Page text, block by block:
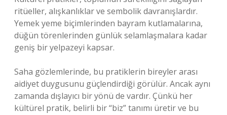
ritüeller, alışkanlıklar ve sembolik davranışlardır.
Yemek yeme biçimlerinden bayram kutlamalarına,
düğün törenlerinden günlük selamlaşmalara kadar
geniş bir yelpazeyi kapsar.
Saha gözlemlerinde, bu pratiklerin bireyler arası
aidiyet duygusunu güçlendirdiği görülür. Ancak aynı
zamanda dışlayıcı bir yönü de vardır. Çünkü her
kültürel pratik, belirli bir “biz” tanımı üretir ve bu